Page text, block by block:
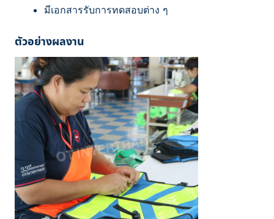
มีเอกสารรับการทดสอบต่าง ๆ
ตัวอย่างผลงาน